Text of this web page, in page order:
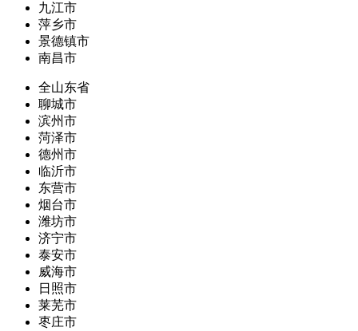
九江市
萍乡市
景德镇市
南昌市
全山东省
聊城市
滨州市
菏泽市
德州市
临沂市
东营市
烟台市
潍坊市
济宁市
泰安市
威海市
日照市
莱芜市
枣庄市